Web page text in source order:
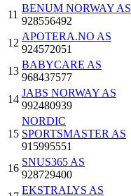
11
BENUM NORWAY AS
928556492
12
APOTERA.NO AS
924572051
13
BABYCARE AS
968437577
14
JABS NORWAY AS
992480939
15
NORDIC
SPORTSMASTER AS
915995551
16
SNUS365 AS
928729400
EKSTRALYS AS